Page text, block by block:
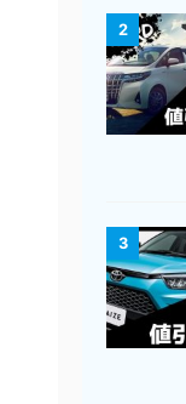
2
3